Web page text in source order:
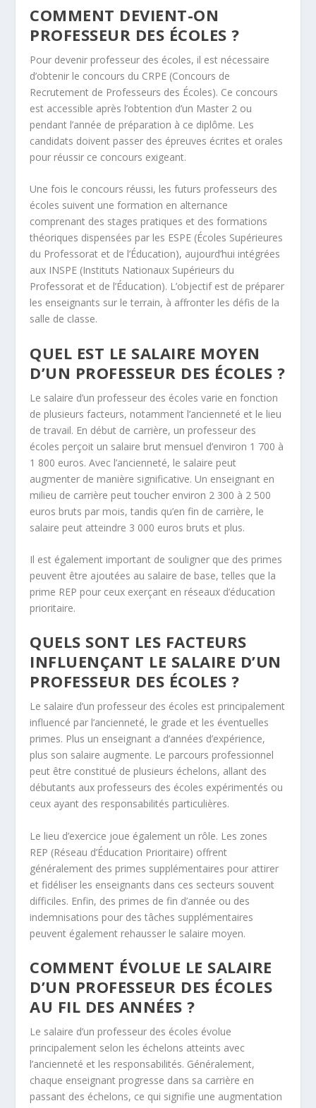
COMMENT DEVIENT-ON
PROFESSEUR DES ÉCOLES ?
Pour devenir professeur des écoles, il est nécessaire
d’obtenir le concours du CRPE (Concours de
Recrutement de Professeurs des Écoles). Ce concours
est accessible après l’obtention d’un Master 2 ou
pendant l’année de préparation à ce diplôme. Les
candidats doivent passer des épreuves écrites et orales
pour réussir ce concours exigeant.
Une fois le concours réussi, les futurs professeurs des
écoles suivent une formation en alternance
comprenant des stages pratiques et des formations
théoriques dispensées par les ESPE (Écoles Supérieures
du Professorat et de l’Éducation), aujourd’hui intégrées
aux INSPE (Instituts Nationaux Supérieurs du
Professorat et de l’Éducation). L’objectif est de préparer
les enseignants sur le terrain, à affronter les défis de la
salle de classe.
QUEL EST LE SALAIRE MOYEN
D’UN PROFESSEUR DES ÉCOLES ?
Le salaire d’un professeur des écoles varie en fonction
de plusieurs facteurs, notamment l’ancienneté et le lieu
de travail. En début de carrière, un professeur des
écoles perçoit un salaire brut mensuel d’environ 1 700 à
1 800 euros. Avec l’ancienneté, le salaire peut
augmenter de manière significative. Un enseignant en
milieu de carrière peut toucher environ 2 300 à 2 500
euros bruts par mois, tandis qu’en fin de carrière, le
salaire peut atteindre 3 000 euros bruts et plus.
Il est également important de souligner que des primes
peuvent être ajoutées au salaire de base, telles que la
prime REP pour ceux exerçant en réseaux d’éducation
prioritaire.
QUELS SONT LES FACTEURS
INFLUENÇANT LE SALAIRE D’UN
PROFESSEUR DES ÉCOLES ?
Le salaire d’un professeur des écoles est principalement
influencé par l’ancienneté, le grade et les éventuelles
primes. Plus un enseignant a d’années d’expérience,
plus son salaire augmente. Le parcours professionnel
peut être constitué de plusieurs échelons, allant des
débutants aux professeurs des écoles expérimentés ou
ceux ayant des responsabilités particulières.
Le lieu d’exercice joue également un rôle. Les zones
REP (Réseau d’Éducation Prioritaire) offrent
généralement des primes supplémentaires pour attirer
et fidéliser les enseignants dans ces secteurs souvent
difficiles. Enfin, des primes de fin d’année ou des
indemnisations pour des tâches supplémentaires
peuvent également rehausser le salaire moyen.
COMMENT ÉVOLUE LE SALAIRE
D’UN PROFESSEUR DES ÉCOLES
AU FIL DES ANNÉES ?
Le salaire d’un professeur des écoles évolue
principalement selon les échelons atteints avec
l’ancienneté et les responsabilités. Généralement,
chaque enseignant progresse dans sa carrière en
passant des échelons, ce qui signifie une augmentation